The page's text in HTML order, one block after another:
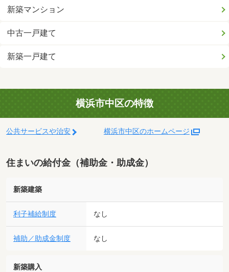
新築マンション
中古一戸建て
新築一戸建て
横浜市中区の特徴
公共サービスや治安 横浜市中区のホームページ
住まいの給付金（補助金・助成金）
新築建築
利子補給制度 なし
補助／助成金制度 なし
新築購入